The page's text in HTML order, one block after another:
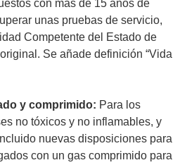
con más de 15 años de
unas pruebas de servicio,
Competente del Estado de
Se añade definición “Vida
y comprimido: Para los
no tóxicos y no inflamables, y
nuevas disposiciones para
con un gas comprimido para